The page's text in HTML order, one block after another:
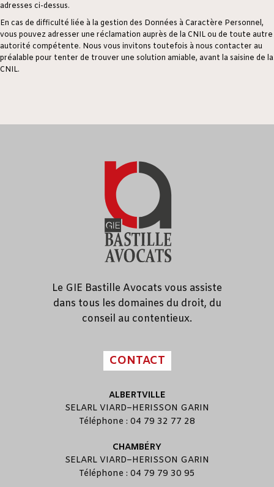
adresses ci-dessus.
En cas de difficulté liée à la gestion des Données à Caractère Personnel,
vous pouvez adresser une réclamation auprès de la CNIL ou de toute autre
autorité compétente. Nous vous invitons toutefois à nous contacter au
préalable pour tenter de trouver une solution amiable, avant la saisine de la
CNIL.
Le GIE Bastille Avocats vous assiste
dans tous les domaines du droit, du
conseil au contentieux.
CONTACT
ALBERTVILLE
SELARL VIARD–HERISSON GARIN
Téléphone : 04 79 32 77 28
CHAMBÉRY
SELARL VIARD–HERISSON GARIN
Téléphone : 04 79 79 30 95